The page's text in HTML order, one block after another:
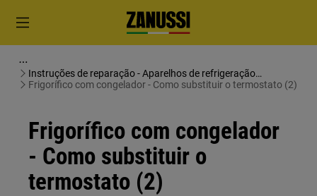
Instruções de reparação - Aparelhos de refrigeração
(frigoríficos e congeladores)
Frigorífico com congelador - Como substituir o termostato (2)
Frigorífico com congelador
- Como substituir o
termostato (2)